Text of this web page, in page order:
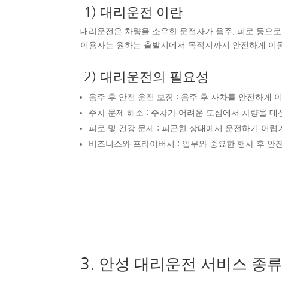
1) 대리운전 이란
대리운전은 차량을 소유한 운전자가 음주, 피로 등으
이용자는 원하는 출발지에서 목적지까지 안전하게
2) 대리운전의 필요성
음주 후 안전 운전 보장 : 음주 후 자차를 안전하게
주차 문제 해소 : 주차가 어려운 도심에서 차량을 대
피로 및 건강 문제 : 피곤한 상태에서 운전하기 어
비즈니스와 프라이버시 : 업무와 중요한 행사 후 안
3. 안성 대리운전 서비스 종류